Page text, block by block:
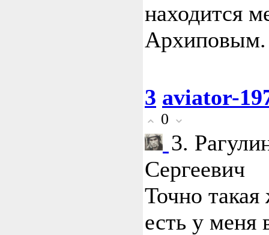
находится
3 aviator-
0
3.
Сергеевич
Точно
есть у меня